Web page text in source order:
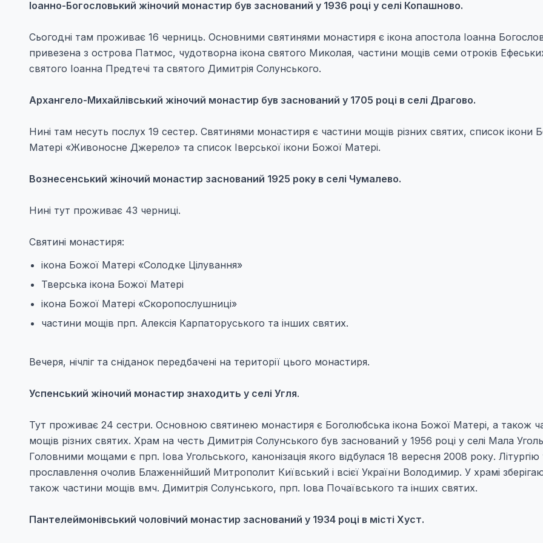
Іоанно-Богословький жіночий монастир був заснований у 1936 році у селі Копашново.
Сьогодні там проживає 16 черниць. Основними святинями монастиря є ікона апостола Іоанна
привезена з острова Патмос, чудотворна ікона святого Миколая, частини мощів семи отроків
святого Іоанна Предтечі та святого Димитрія Солунського.
Архангело-Михайлівський жіночий монастир був заснований у 1705 році в селі Драгово.
Нині там несуть послух 19 сестер. Святинями монастиря є частини мощів різних святих, список ікони
Матері «Живоносне Джерело» та список Іверської ікони Божої Матері.
Вознесенський жіночий монастир заснований 1925 року в селі Чумалево.
Нині тут проживає 43 черниці.
Святині монастиря:
ікона Божої Матері «Солодке Цілування»
Тверська ікона Божої Матері
ікона Божої Матері «Скоропослушниці»
частини мощів прп. Алексія Карпаторуського та інших святих.
Вечеря, нічліг та сніданок передбачені на території цього монастиря.
Успенський жіночий монастир знаходить у селі Угля.
Тут проживає 24 сестри. Основною святинею монастиря є Боголюбська ікона Божої Матері, а також
мощів різних святих. Храм на честь Димитрія Солунського був заснований у 1956 році у селі Мала
Головними мощами є прп. Іова Угольського, канонізація якого відбулася 18 вересня 2008 року. Літургію
прославлення очолив Блаженнійший Митрополит Київський і всієї України Володимир. У храмі
також частини мощів вмч. Димитрія Солунського, прп. Іова Почаївського та інших святих.
Пантелеймонівський чоловічий монастир заснований у 1934 році в місті Хуст.